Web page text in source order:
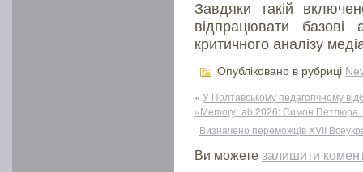
Завдяки такій
відпрацювати базові
критичного аналізу
Опубліковано в рубриці
« У Полтавському педагогічному
«MemoryLab 2026: Симон Петлюра.
Визначено переможців XVII
Ви можетезалишити